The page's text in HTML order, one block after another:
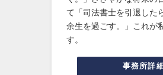
て「司法書士を引退した
余生を過ごす。」これが
す。
事務所詳細